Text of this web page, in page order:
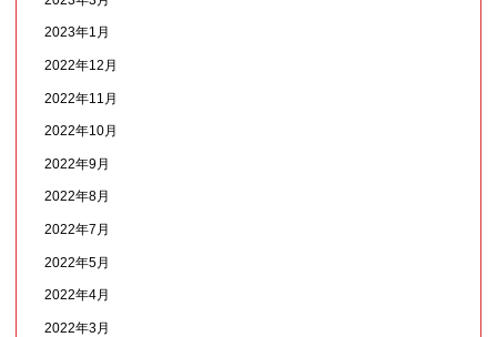
2023年1月
2022年12月
2022年11月
2022年10月
2022年9月
2022年8月
2022年7月
2022年5月
2022年4月
2022年3月